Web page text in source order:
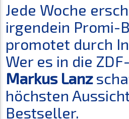
Jede Woche
irgendein Promi-
promotet durch
Wer es in die
Markus Lanz
höchsten
Bestseller.